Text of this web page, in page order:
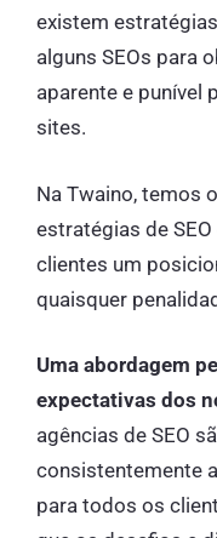
existem
alguns SEOs para
aparente e punível
sites.
Na Twaino, temos
estratégias de
clientes um
quaisquer
Uma abordagem
expectativas dos
agências de SEO
consistentemente
para todos os